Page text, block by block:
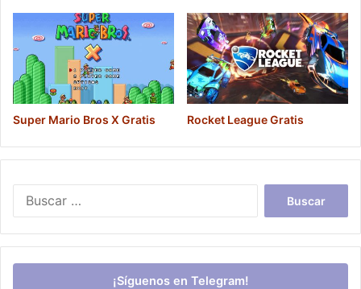
Super Mario Bros X Gratis Rocket League Gratis
¡Síguenos en Telegram!